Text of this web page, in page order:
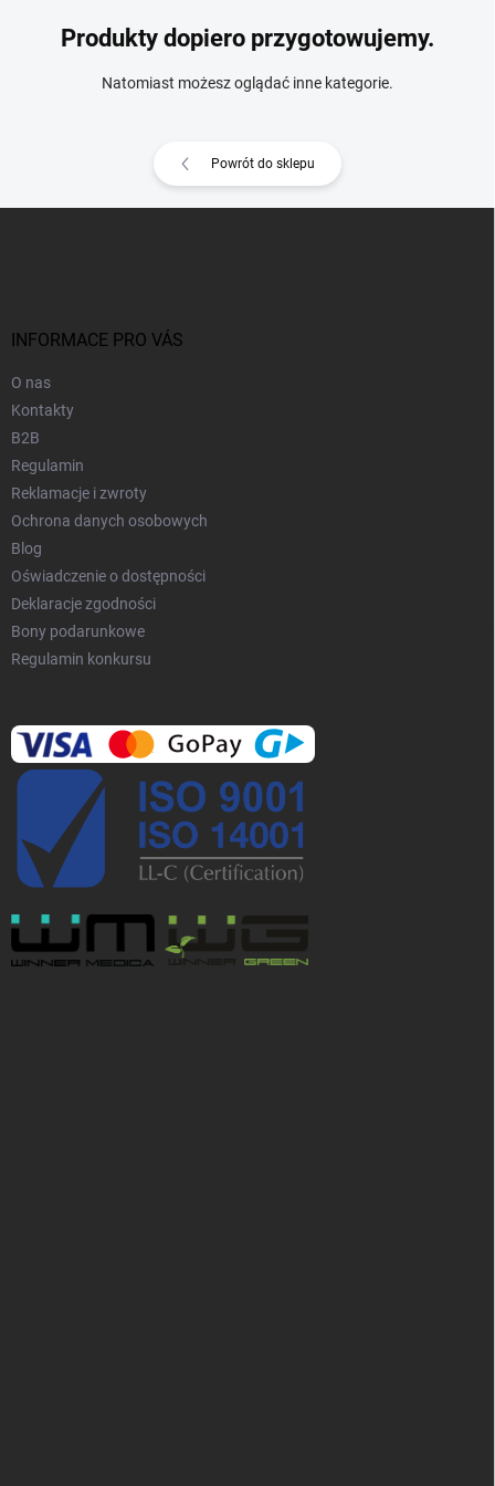
Produkty dopiero przygotowujemy.
Natomiast możesz oglądać inne kategorie.
Powrót do sklepu
INFORMACE PRO VÁS
O nas
Kontakty
B2B
Regulamin
Reklamacje i zwroty
Ochrona danych osobowych
Blog
Oświadczenie o dostępności
Deklaracje zgodności
Bony podarunkowe
Regulamin konkursu